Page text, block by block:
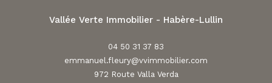
Vallée Verte Immobilier - Habère-Lullin
04 50 31 37 83
emmanuel.fleury@vvimmobilier.com
972 Route Valla Verda